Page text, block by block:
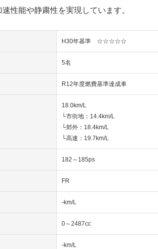
性能や静粛性を実現しています。
H30年基準 ☆☆☆☆☆
5名
R12年度燃費基準達成車
18.0km/L
└市街地：14.4km/L
└郊外：18.4km/L
└高速：19.7km/L
182～185ps
FR
-km/L
0～2487cc
-km/L